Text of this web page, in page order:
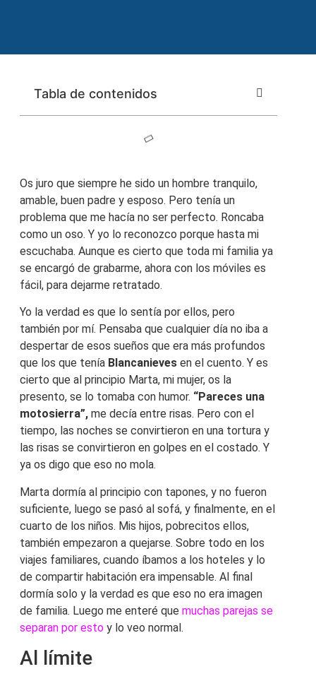
Tabla de contenidos
Os juro que siempre he sido un hombre tranquilo,
amable, buen padre y esposo. Pero tenía un
problema que me hacía no ser perfecto. Roncaba
como un oso. Y yo lo reconozco porque hasta mi
escuchaba. Aunque es cierto que toda mi familia ya
se encargó de grabarme, ahora con los móviles es
fácil, para dejarme retratado.
Yo la verdad es que lo sentía por ellos, pero
también por mí. Pensaba que cualquier día no iba a
despertar de esos sueños que era más profundos
que los que tenía Blancanievesen el cuento. Y es
cierto que al principio Marta, mi mujer, os la
presento, se lo tomaba con humor. “Pareces una
motosierra”,me decía entre risas. Pero con el
tiempo, las noches se convirtieron en una tortura y
las risas se convirtieron en golpes en el costado. Y
ya os digo que eso no mola.
Marta dormía al principio con tapones, y no fueron
suficiente, luego se pasó al sofá, y finalmente, en el
cuarto de los niños. Mis hijos, pobrecitos ellos,
también empezaron a quejarse. Sobre todo en los
viajes familiares, cuando íbamos a los hoteles y lo
de compartir habitación era impensable. Al final
dormía solo y la verdad es que eso no era imagen
de familia. Luego me enteré que muchas parejas se
separan por estoy lo veo normal.
Al límite